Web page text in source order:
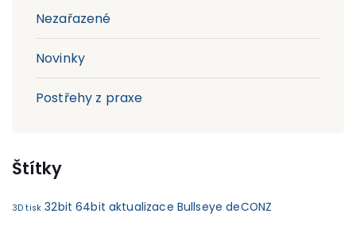
Nezařazené
Novinky
Postřehy z praxe
Štítky
3D tisk 32bit 64bit aktualizace Bullseye deCONZ